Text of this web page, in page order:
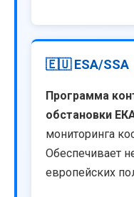
🇪🇺 ESA/SSA
Программа
обстановки
мониторинга
Обеспечивает
европейских